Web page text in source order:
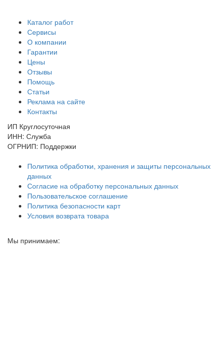
Каталог работ
Сервисы
О компании
Гарантии
Цены
Отзывы
Помощь
Статьи
Реклама на сайте
Контакты
ИП Круглосуточная
ИНН: Служба
ОГРНИП: Поддержки
Политика обработки, хранения и защиты персональных
данных
Согласие на обработку персональных данных
Пользовательское соглашение
Политика безопасности карт
Условия возврата товара
Мы принимаем: